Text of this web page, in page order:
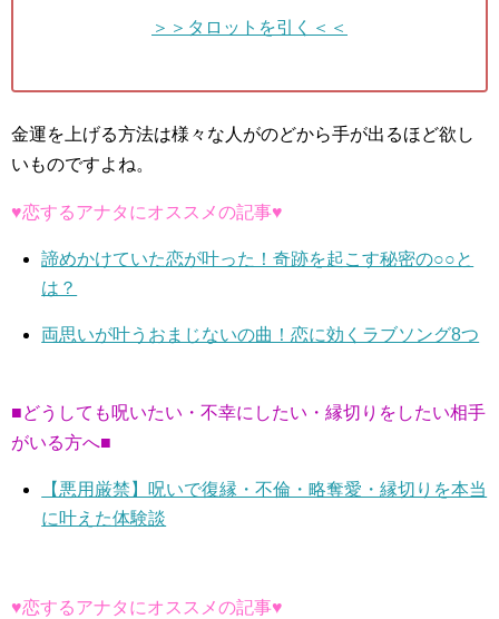
＞＞タロットを引く＜＜
金運を上げる方法は様々な人がのどから手が出るほど欲し
いものですよね。
♥恋するアナタにオススメの記事♥
諦めかけていた恋が叶った！奇跡を起こす秘密の○○と
は？
両思いが叶うおまじないの曲！恋に効くラブソング8つ
■どうしても呪いたい・不幸にしたい・縁切りをしたい相手
がいる方へ■
【悪用厳禁】呪いで復縁・不倫・略奪愛・縁切りを本当
に叶えた体験談
♥恋するアナタにオススメの記事♥